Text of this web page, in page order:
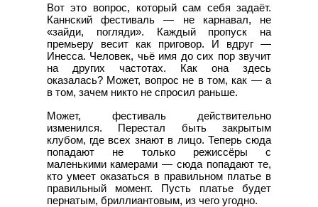
Вот это вопрос, который сам себя задаёт.
Каннский фестиваль — не карнавал, не
«зайди, погляди». Каждый пропуск на
премьеру весит как приговор. И вдруг —
Инесса. Человек, чьё имя до сих пор звучит
на других частотах. Как она здесь
оказалась? Может, вопрос не в том, как — а
в том, зачем никто не спросил раньше.
Может, фестиваль действительно
изменился. Перестал быть закрытым
клубом, где всех знают в лицо. Теперь сюда
попадают не только режиссёры с
маленькими камерами — сюда попадают те,
кто умеет оказаться в правильном платье в
правильный момент. Пусть платье будет
пернатым, бриллиантовым, из чего угодно.